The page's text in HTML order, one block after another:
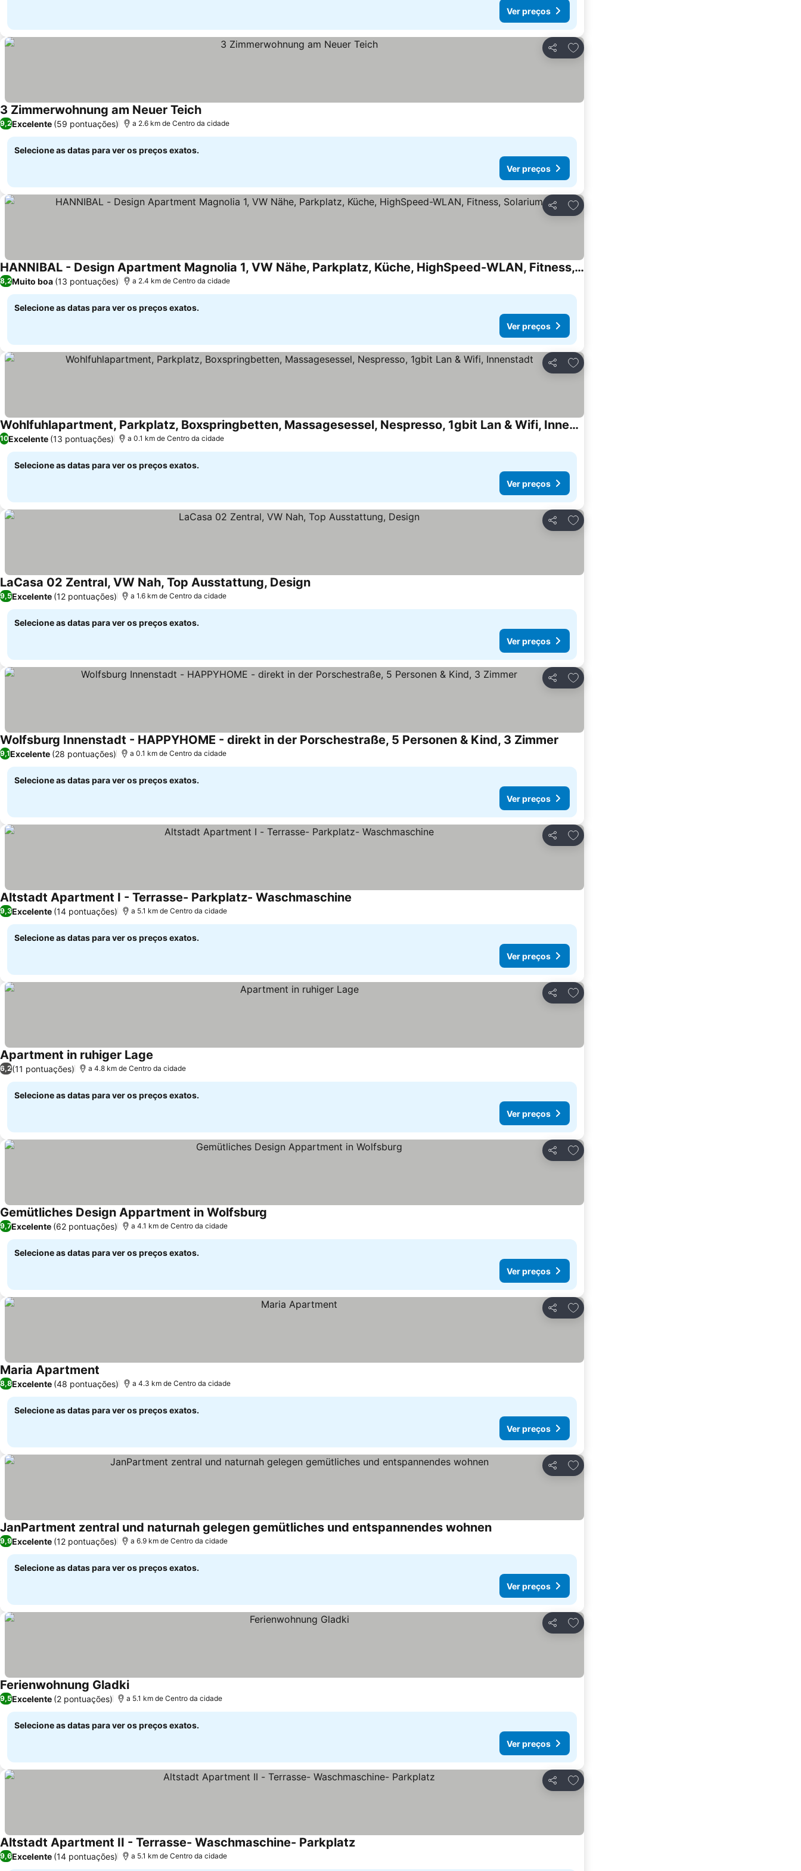
Ver preços
Partilhar
Adicionar aos favoritos
3 Zimmerwohnung am Neuer TeichVer preços
9,2Excelente (59 pontuações) a 2.6 km de Centro da cidade
Selecione as datas para ver os preços exatos.
Ver preços
Partilhar
Adicionar aos favoritos
HANNIBAL - Design Apartment Magnolia 1, VW Nähe, Parkplatz, Küche, HighSpeed-WLAN, Fitness, Solarium
Ver preços
8,2Muito boa (13 pontuações) a 2.4 km de Centro da cidade
Selecione as datas para ver os preços exatos.
Ver preços
Partilhar
Adicionar aos favoritos
Wohlfuhlapartment, Parkplatz, Boxspringbetten, Massagesessel, Nespresso, 1gbit Lan & Wifi, Innenstadt
Ver preços
10Excelente (13 pontuações) a 0.1 km de Centro da cidade
Selecione as datas para ver os preços exatos.
Ver preços
Partilhar
Adicionar aos favoritos
LaCasa 02 Zentral, VW Nah, Top Ausstattung, DesignVer preços
9,5Excelente (12 pontuações) a 1.6 km de Centro da cidade
Selecione as datas para ver os preços exatos.
Ver preços
Partilhar
Adicionar aos favoritos
Wolfsburg Innenstadt - HAPPYHOME - direkt in der Porschestraße, 5 Personen & Kind, 3 Zimmer
9,1Excelente (28 pontuações) a 0.1 km de Centro da cidade
Selecione as datas para ver os preços exatos.
Ver preços
Partilhar
Adicionar aos favoritos
Altstadt Apartment I - Terrasse- Parkplatz- Waschmaschine
9,3Excelente (14 pontuações) a 5.1 km de Centro da cidade
Selecione as datas para ver os preços exatos.
Ver preços
Partilhar
Adicionar aos favoritos
Apartment in ruhiger Lage
6,2(11 pontuações) a 4.8 km de Centro da cidade
Selecione as datas para ver os preços exatos.
Ver preços
Partilhar
Adicionar aos favoritos
Gemütliches Design Appartment in Wolfsburg
9,7Excelente (62 pontuações) a 4.1 km de Centro da cidade
Selecione as datas para ver os preços exatos.
Ver preços
Partilhar
Adicionar aos favoritos
Maria Apartment Ver preços
8,8Excelente (48 pontuações) a 4.3 km de Centro da cidade
Selecione as datas para ver os preços exatos.
Ver preços
Partilhar
Adicionar aos favoritos
JanPartment zentral und naturnah gelegen gemütliches und entspannendes wohnenVer preços
9,9Excelente (12 pontuações) a 6.9 km de Centro da cidade
Selecione as datas para ver os preços exatos.
Ver preços
Partilhar
Adicionar aos favoritos
Ferienwohnung GladkiVer preços
9,5Excelente (2 pontuações) a 5.1 km de Centro da cidade
Selecione as datas para ver os preços exatos.
Ver preços
Partilhar
Adicionar aos favoritos
Altstadt Apartment II - Terrasse- Waschmaschine- ParkplatzVer preços
9,6Excelente (14 pontuações) a 5.1 km de Centro da cidade